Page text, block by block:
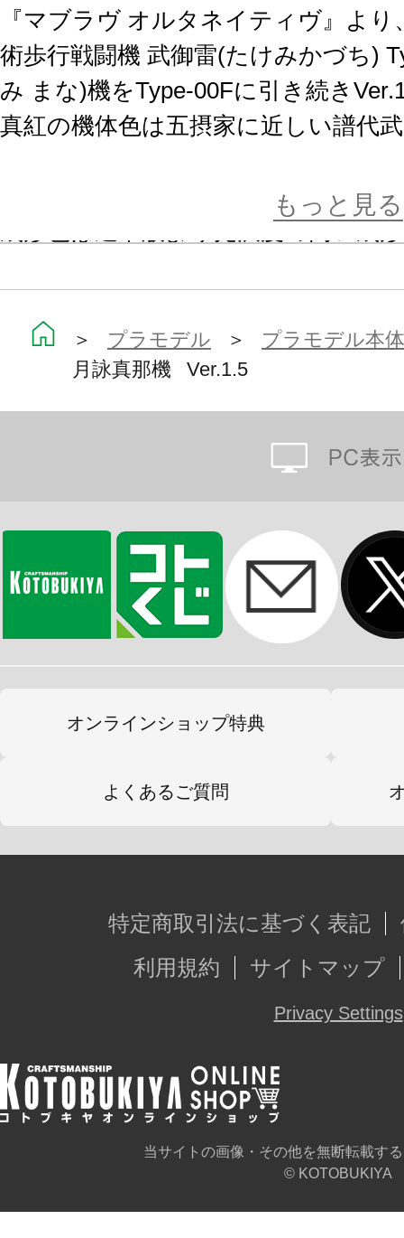
『マブラヴ オルタネイティヴ』よ
術歩行戦闘機 武御雷(たけみかづち)
み まな)機をType-00Fに引き続き
真紅の機体色は五摂家に近しい譜代
ユニット主機共に１５％の最大出力
完成します。
【Ver.1.5での設計変更点】
・87式突撃砲、74式近接戦闘長刀は
く、支援突撃砲への組み換えも可能
・股関節の大幅な再設計を行い、ボ
多重軸関節に変更。可動範囲と強度
・膝裏可動装甲の形状変更を行い、
・足首可動の再設計と全高の調整を
腕部の突撃砲とあわせて４門での背
・胸部と腰部の間に前後関節を追加
マブラヴポータルサイトは
アニメオルタ公式サイトは
https://store.steampowered.com/app/
もっと見る
＞ プラモデル ＞ プラモデル本体
月詠真那機 Ver.1.5
オンラインショップ特典
よくあるご質問
特定商取引法に基づく表記
利用規約
サイトマップ
Privacy Settings
当サイトの画像・その他を無断転載す
© KOTOBUKIYA